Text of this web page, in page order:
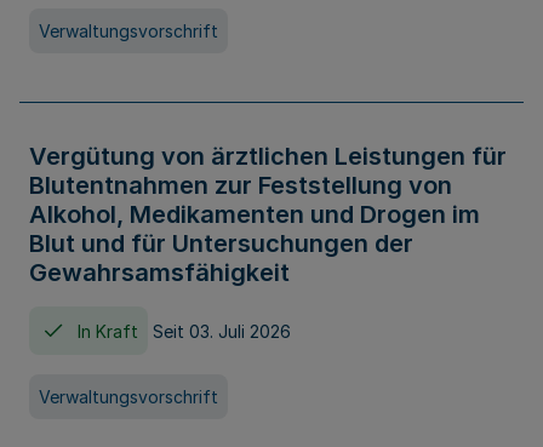
Verwaltungsvorschrift
Vergütung von ärztlichen Leistungen für
Blutentnahmen zur Feststellung von
Alkohol, Medikamenten und Drogen im
Blut und für Untersuchungen der
Gewahrsamsfähigkeit
In Kraft Seit 03. Juli 2026
Verwaltungsvorschrift